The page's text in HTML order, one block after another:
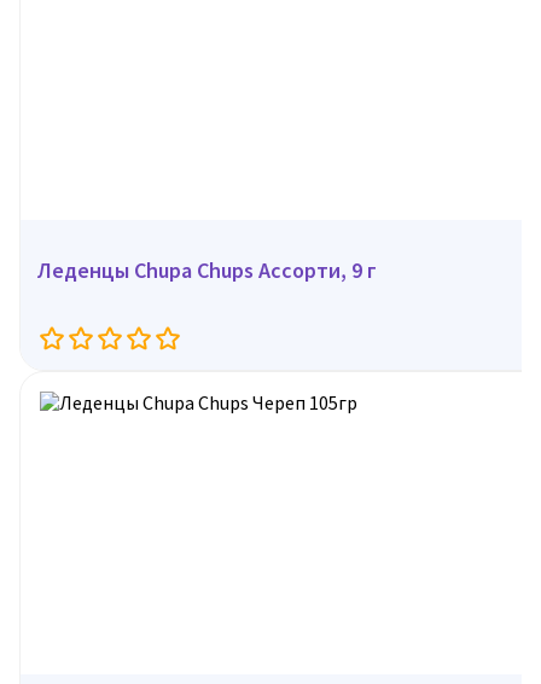
Леденцы Chupa Chups Ассорти, 9 г